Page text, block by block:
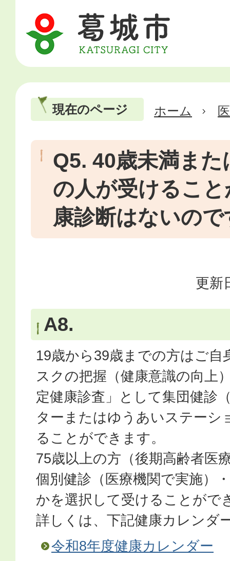
現在のページ ホーム
Q5. 40歳未満また
の人が受けるこ
康診断はないの
更新
A8.
19歳から39歳までの方はご自
スクの把握（健康意識の向上
定健康診査」として集団健診
ターまたはゆうあいステーシ
ることができます。
75歳以上の方（後期高齢者医
個別健診（医療機関で実施）
かを選択して受けることがで
詳しくは、下記健康カレンダ
令和8年度健康カレンダー